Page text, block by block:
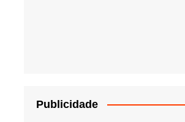
Publicidade